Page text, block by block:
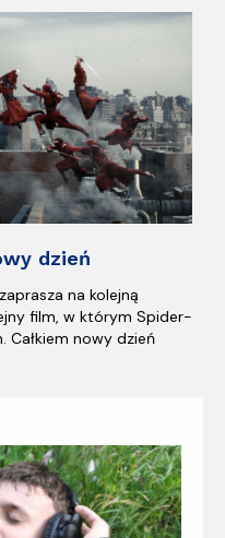
dzień
na kolejną
film, w którym Spider-
Całkiem nowy dzień